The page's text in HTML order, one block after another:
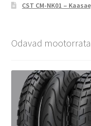
CST CM-NK01 –
Odavad